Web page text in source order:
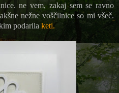
ne vem, zakaj sem se ravno
nežne voščilnice so mi všeč.
podarila keti.